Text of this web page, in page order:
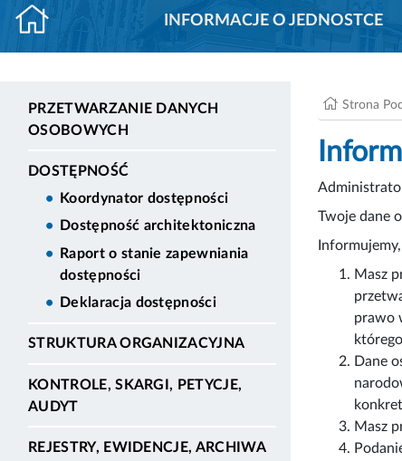
INFORMACJE O JEDNOSTCE
PRZETWARZANIE DANYCH
OSOBOWYCH
DOSTĘPNOŚĆ
Koordynator dostępności
Dostępność architektoniczna
Raport o stanie zapewniania
dostępności
Deklaracja dostępności
STRUKTURA ORGANIZACYJNA
KONTROLE, SKARGI, PETYCJE,
AUDYT
REJESTRY, EWIDENCJE, ARCHIWA
Strona
Twoje dane
Informujemy,
Masz
prawo
Dane
Masz